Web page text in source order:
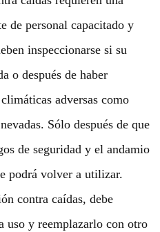
de personal capacitado y
inspeccionarse si su
o después de haber
adversas como
Sólo después de que
de seguridad y el andamio
podrá volver a utilizar.
contra caídas, debe
uso y reemplazarlo con otro